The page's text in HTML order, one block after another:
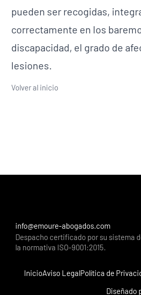
pueden ser recogidas,
correctamente en los
discapacidad, el grado de
lesiones.
Volver al inicio
info@emoure-abogados.com
Despacho certificado por su sistema
la normativa ISO-9001:2015.
InicioAviso LegalPolítica de
Diseñado